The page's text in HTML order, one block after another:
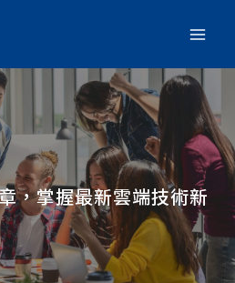
，掌握最新雲端技術新